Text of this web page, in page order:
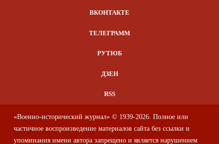
ВКОНТАКТЕ
ТЕЛЕГРАММ
РУТЮБ
ДЗЕН
RSS
«Военно-исторический журнал» © 1939-2026. Полное или
частичное воспроизведение материалов сайта без ссылки и
упоминания имени автора запрещено и является нарушением